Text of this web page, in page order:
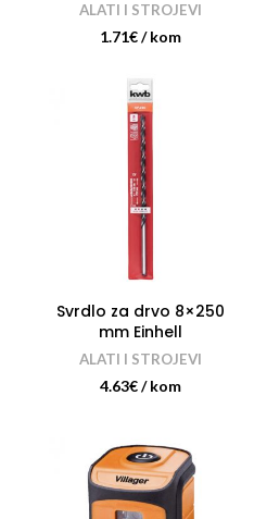
ALATI I STROJEVI
1.71€/ kom
Svrdlo za drvo 8×250
mm Einhell
ALATI I STROJEVI
4.63€/ kom